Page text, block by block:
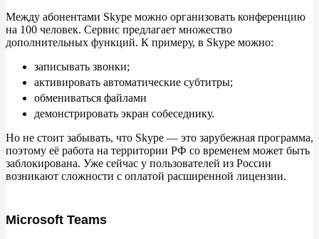
Между абонентами Skype можно организовать конференцию
на 100 человек. Сервис предлагает множество
дополнительных функций. К примеру, в Skype можно:
записывать звонки;
активировать автоматические субтитры;
обмениваться файлами
демонстрировать экран собеседнику.
Но не стоит забывать, что Skype — это зарубежная программа,
поэтому её работа на территории РФ со временем может быть
заблокирована. Уже сейчас у пользователей из России
возникают сложности с оплатой расширенной лицензии.
Microsoft Teams